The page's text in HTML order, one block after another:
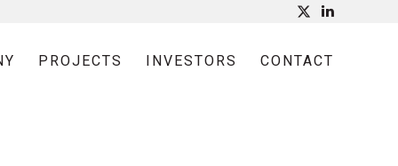
PROJECTS INVESTORS CONTACT